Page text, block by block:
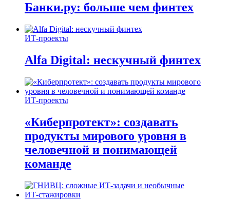
Банки.ру: больше чем финтех
ИТ-проекты
Alfa Digital: нескучный финтех
ИТ-проекты
«Киберпротект»: создавать
продукты мирового уровня в
человечной и понимающей
команде